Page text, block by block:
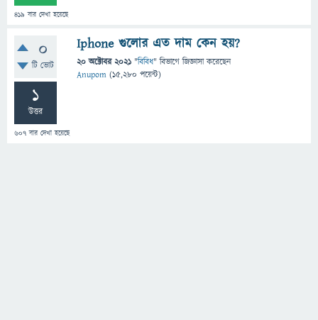
419 বার দেখা হয়েছে
0
টি ভোট
1
উত্তর
607 বার দেখা হয়েছে
Iphone গুলোর এত দাম কেন হয়?
20 অক্টোবর 2021 "বিবিধ" বিভাগে জিজ্ঞাসাকরেছেন
Anupom (15,280 পয়েন্ট)